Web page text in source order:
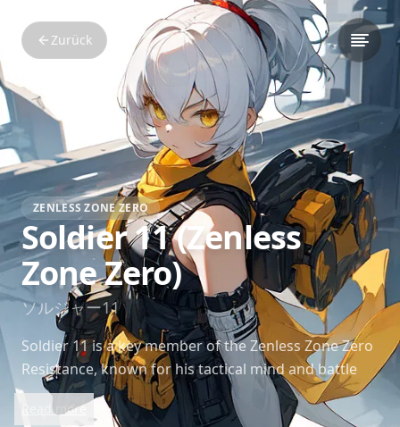
Zurück
ZENLESS ZONE ZERO
Soldier 11 (Zenless
Zone Zero)
ソルジャー11
Soldier 11 is a key member of the Zenless Zone Zero
Resistance, known for his tactical mind and battle
skills. He plays a central role in the fight against the
overwhelming forces in the game.
Read more